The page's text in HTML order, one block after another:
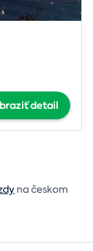
detail
na českom